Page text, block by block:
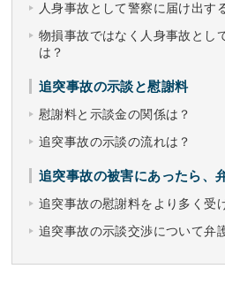
人身事故として警察に届け出す
物損事故ではなく人身事故とし
は？
追突事故の示談と慰謝料
慰謝料と示談金の関係は？
追突事故の示談の流れは？
追突事故の被害にあったら、
追突事故の慰謝料をより多く受
追突事故の示談交渉について弁